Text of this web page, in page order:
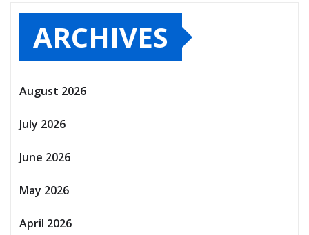
ARCHIVES
August 2026
July 2026
June 2026
May 2026
April 2026